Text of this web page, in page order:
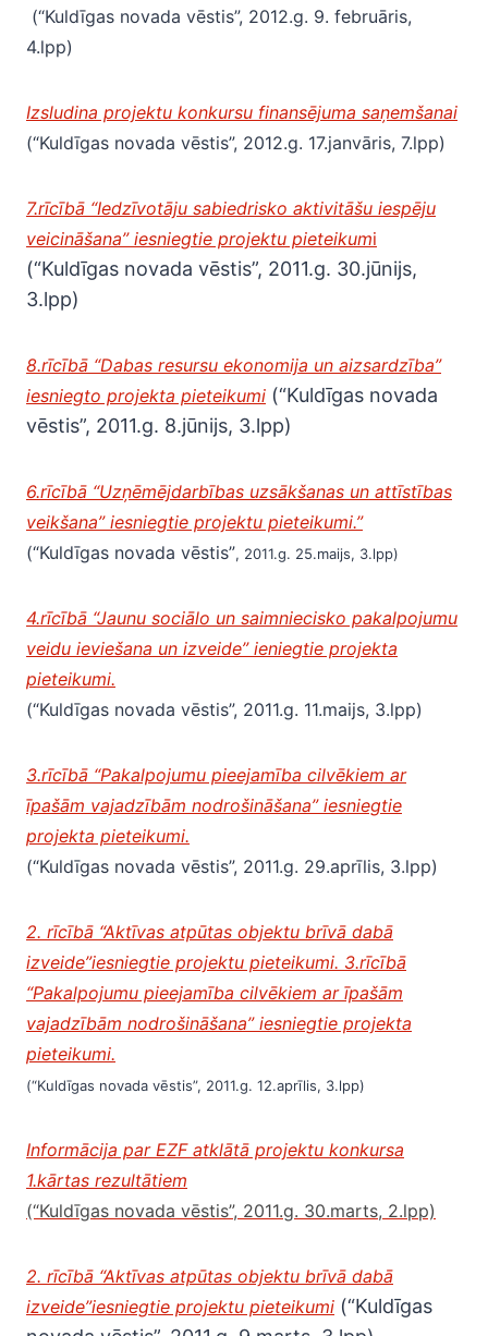
(“Kuldīgas novada vēstis”, 2012.g. 9. februāris,
4.lpp)
Izsludina projektu konkursu finansējuma saņemšanai
(“Kuldīgas novada vēstis”, 2012.g. 17.janvāris, 7.lpp)
7.rīcībā “Iedzīvotāju sabiedrisko aktivitāšu iespēju
veicināšana” iesniegtie projektu pieteikumi
(“Kuldīgas novada vēstis”, 2011.g. 30.jūnijs,
3.lpp)
8.rīcībā “Dabas resursu ekonomija un aizsardzība”
iesniegto projekta pieteikumi (“Kuldīgas novada
vēstis”, 2011.g. 8.jūnijs, 3.lpp)
6.rīcībā “Uzņēmējdarbības uzsākšanas un attīstības
veikšana” iesniegtie projektu pieteikumi.”
(“Kuldīgas novada vēstis”, 2011.g. 25.maijs, 3.lpp)
4.rīcībā “Jaunu sociālo un saimniecisko pakalpojumu
veidu ieviešana un izveide” ieniegtie projekta
pieteikumi.
(“Kuldīgas novada vēstis”, 2011.g. 11.maijs, 3.lpp)
3.rīcībā “Pakalpojumu pieejamība cilvēkiem ar
īpašām vajadzībām nodrošināšana” iesniegtie
projekta pieteikumi.
(“Kuldīgas novada vēstis”, 2011.g. 29.aprīlis, 3.lpp)
2. rīcībā “Aktīvas atpūtas objektu brīvā dabā
izveide”iesniegtie projektu pieteikumi. 3.rīcībā
“Pakalpojumu pieejamība cilvēkiem ar īpašām
vajadzībām nodrošināšana” iesniegtie projekta
pieteikumi.
(“Kuldīgas novada vēstis”, 2011.g. 12.aprīlis, 3.lpp)
Informācija par EZF atklātā projektu konkursa
1.kārtas rezultātiem
(“Kuldīgas novada vēstis”, 2011.g. 30.marts, 2.lpp)
2. rīcībā “Aktīvas atpūtas objektu brīvā dabā
izveide”iesniegtie projektu pieteikumi (“Kuldīgas